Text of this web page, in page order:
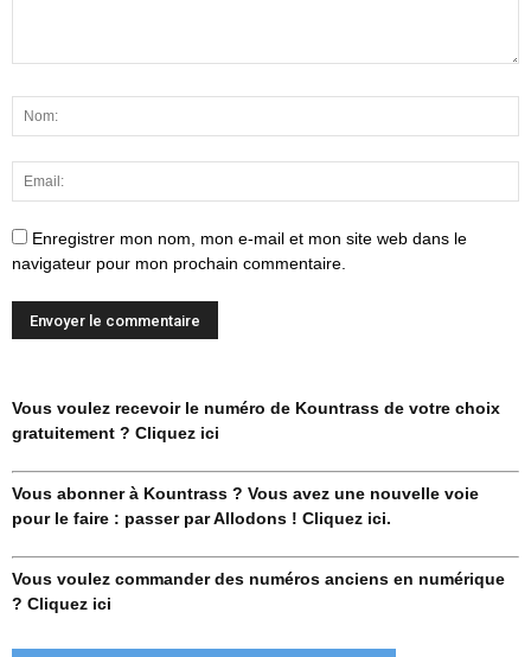
Enregistrer mon nom, mon e-mail et mon site web dans le
navigateur pour mon prochain commentaire.
Vous voulez recevoir le numéro de Kountrass de votre choix
gratuitement ? Cliquez ici
Vous abonner à Kountrass ? Vous avez une nouvelle voie
pour le faire : passer par Allodons ! Cliquez ici.
Vous voulez commander des numéros anciens en numérique
? Cliquez ici